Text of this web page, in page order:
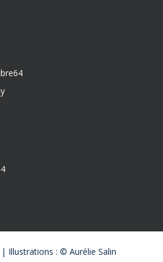
Illustrations : © Aurélie Salin